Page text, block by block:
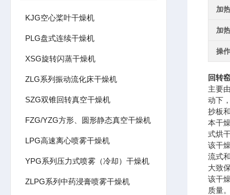
KJG空心桨叶干燥机
PLG盘式连续干燥机
XSG旋转闪蒸干燥机
ZLG系列振动流化床干燥机
SZG双锥回转真空干燥机
FZG/YZG方形、圆形静态真空干燥机
LPG高速离心喷雾干燥机
YPG系列压力式喷雾（冷却）干燥机
ZLPG系列中药浸膏喷雾干燥机
加
加
操
回转
主要
动下
抄板
本干
式烘
该干
流式
大致
该干
质量